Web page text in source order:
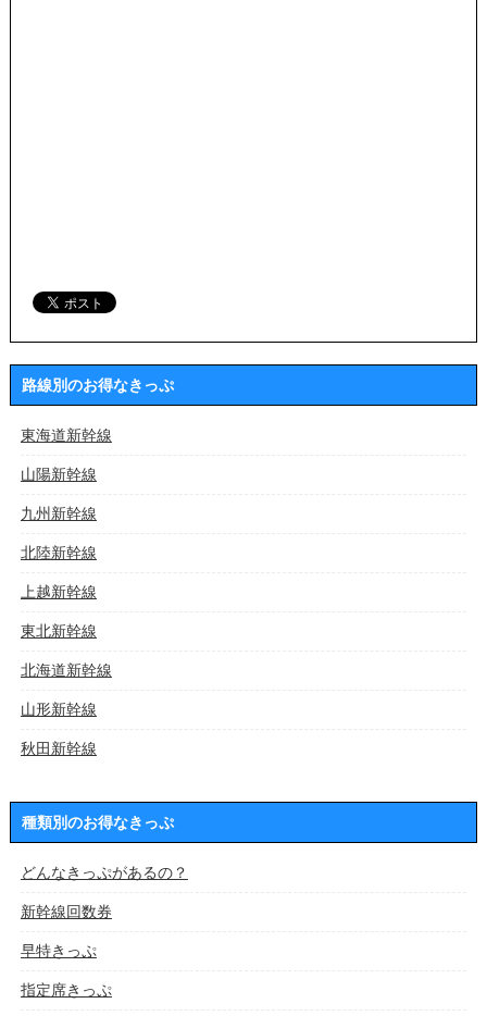
路線別のお得なきっぷ
東海道新幹線
山陽新幹線
九州新幹線
北陸新幹線
上越新幹線
東北新幹線
北海道新幹線
山形新幹線
秋田新幹線
種類別のお得なきっぷ
どんなきっぷがあるの？
新幹線回数券
早特きっぷ
指定席きっぷ